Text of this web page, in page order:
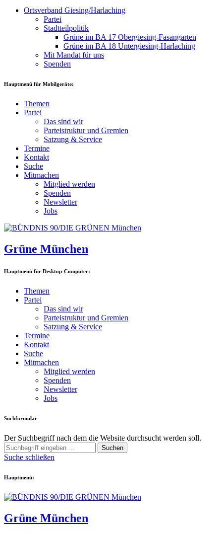
Ortsverband Giesing/Harlaching
Partei
Stadtteilpolitik
Grüne im BA 17 Obergiesing-Fasangarten
Grüne im BA 18 Untergiesing-Harlaching
Mit Mandat für uns
Spenden
Hauptmenü für Mobilgeräte:
Themen
Partei
Das sind wir
Parteistruktur und Gremien
Satzung & Service
Termine
Kontakt
Suche
Mitmachen
Mitglied werden
Spenden
Newsletter
Jobs
Grüne München
Hauptmenü für Desktop-Computer:
Themen
Partei
Das sind wir
Parteistruktur und Gremien
Satzung & Service
Termine
Kontakt
Suche
Mitmachen
Mitglied werden
Spenden
Newsletter
Jobs
Suchformular
Der Suchbegriff nach dem die Website durchsucht werden soll.
Suchen
Suche schließen
Hauptmenü:
Grüne München